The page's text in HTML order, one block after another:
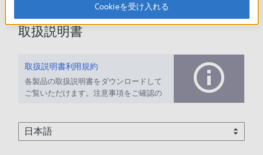
取扱説明書
取扱説明書利用規約
各製品の取扱説明書をダウンロードして
ご覧いただけます。注意事項をご確認の
Cookieを受け入れる